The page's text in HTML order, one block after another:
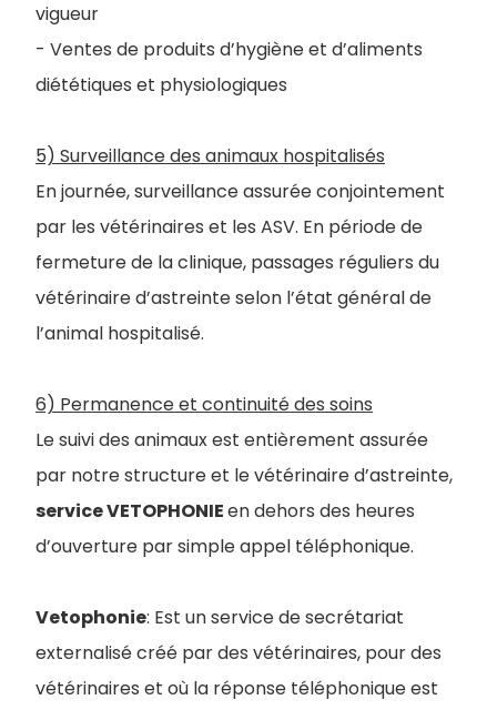
vigueur
- Ventes de produits d’hygiène et d’aliments
diététiques et physiologiques
5) Surveillance des animaux hospitalisés
En journée, surveillance assurée conjointement
par les vétérinaires et les ASV. En période de
fermeture de la clinique, passages réguliers du
vétérinaire d’astreinte selon l’état général de
l’animal hospitalisé.
6) Permanence et continuité des soins
Le suivi des animaux est entièrement assurée
par notre structure et le vétérinaire d’astreinte,
service VETOPHONIEen dehors des heures
d’ouverture par simple appel téléphonique.
Vetophonie: Est un service de secrétariat
externalisé créé par des vétérinaires, pour des
vétérinaires et où la réponse téléphonique est